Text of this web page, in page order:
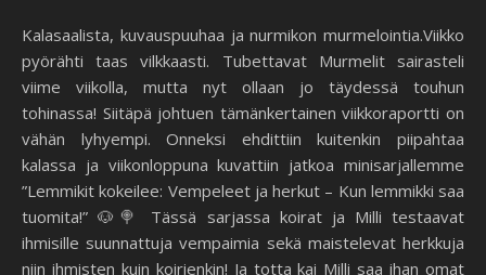
Kalasaalista, kuvauspuuhaa ja nurmikon murmelointia.Viikko
pyörähti taas vilkkaasti. Tubettavat Murmelit sairasteli
viime viikolla, mutta nyt ollaan jo täydessä touhun
tohinassa! Siitäpä johtuen tämänkertainen viikkoraportti on
vähän lyhyempi. Onneksi ehdittiin kuitenkin piipahtaa
kalassa ja viikonloppuna kuvattiin jatkoa minisarjallemme
”Lemmikit kokeilee: Vempeleet ja herkut – Kun lemmikki saa
tuomita!” 🐶🍭 Tässä sarjassa koirat ja Milli testaavat
ihmisille suunnattuja vempaimia sekä maistelevat herkkuja
niin ihmisten kuin koirienkin! Ja totta kai Milli saa ihan omat